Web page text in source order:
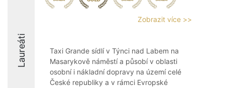
Laureáti
Zobrazit více >>
Taxi Grande sídlí v Týnci nad Labem na
Masarykově náměstí a působí v oblasti
osobní i nákladní dopravy na území celé
České republiky a v rámci Evropské